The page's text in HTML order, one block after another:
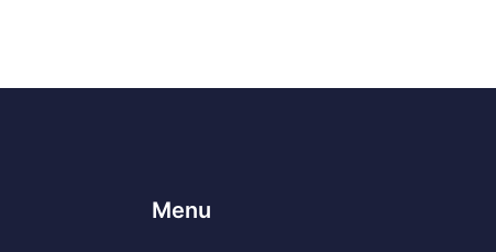
Menu